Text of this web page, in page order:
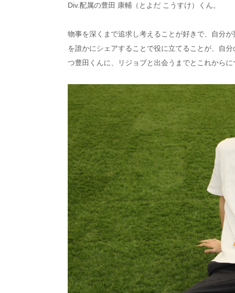
Div.配属の豊田 康輔（とよだ こうすけ）くん。
物事を深くまで追求し考えることが好きで、自分
を誰かにシェアすることで役に立てることが、自
つ豊田くんに、リジョブと出会うまでとこれからに